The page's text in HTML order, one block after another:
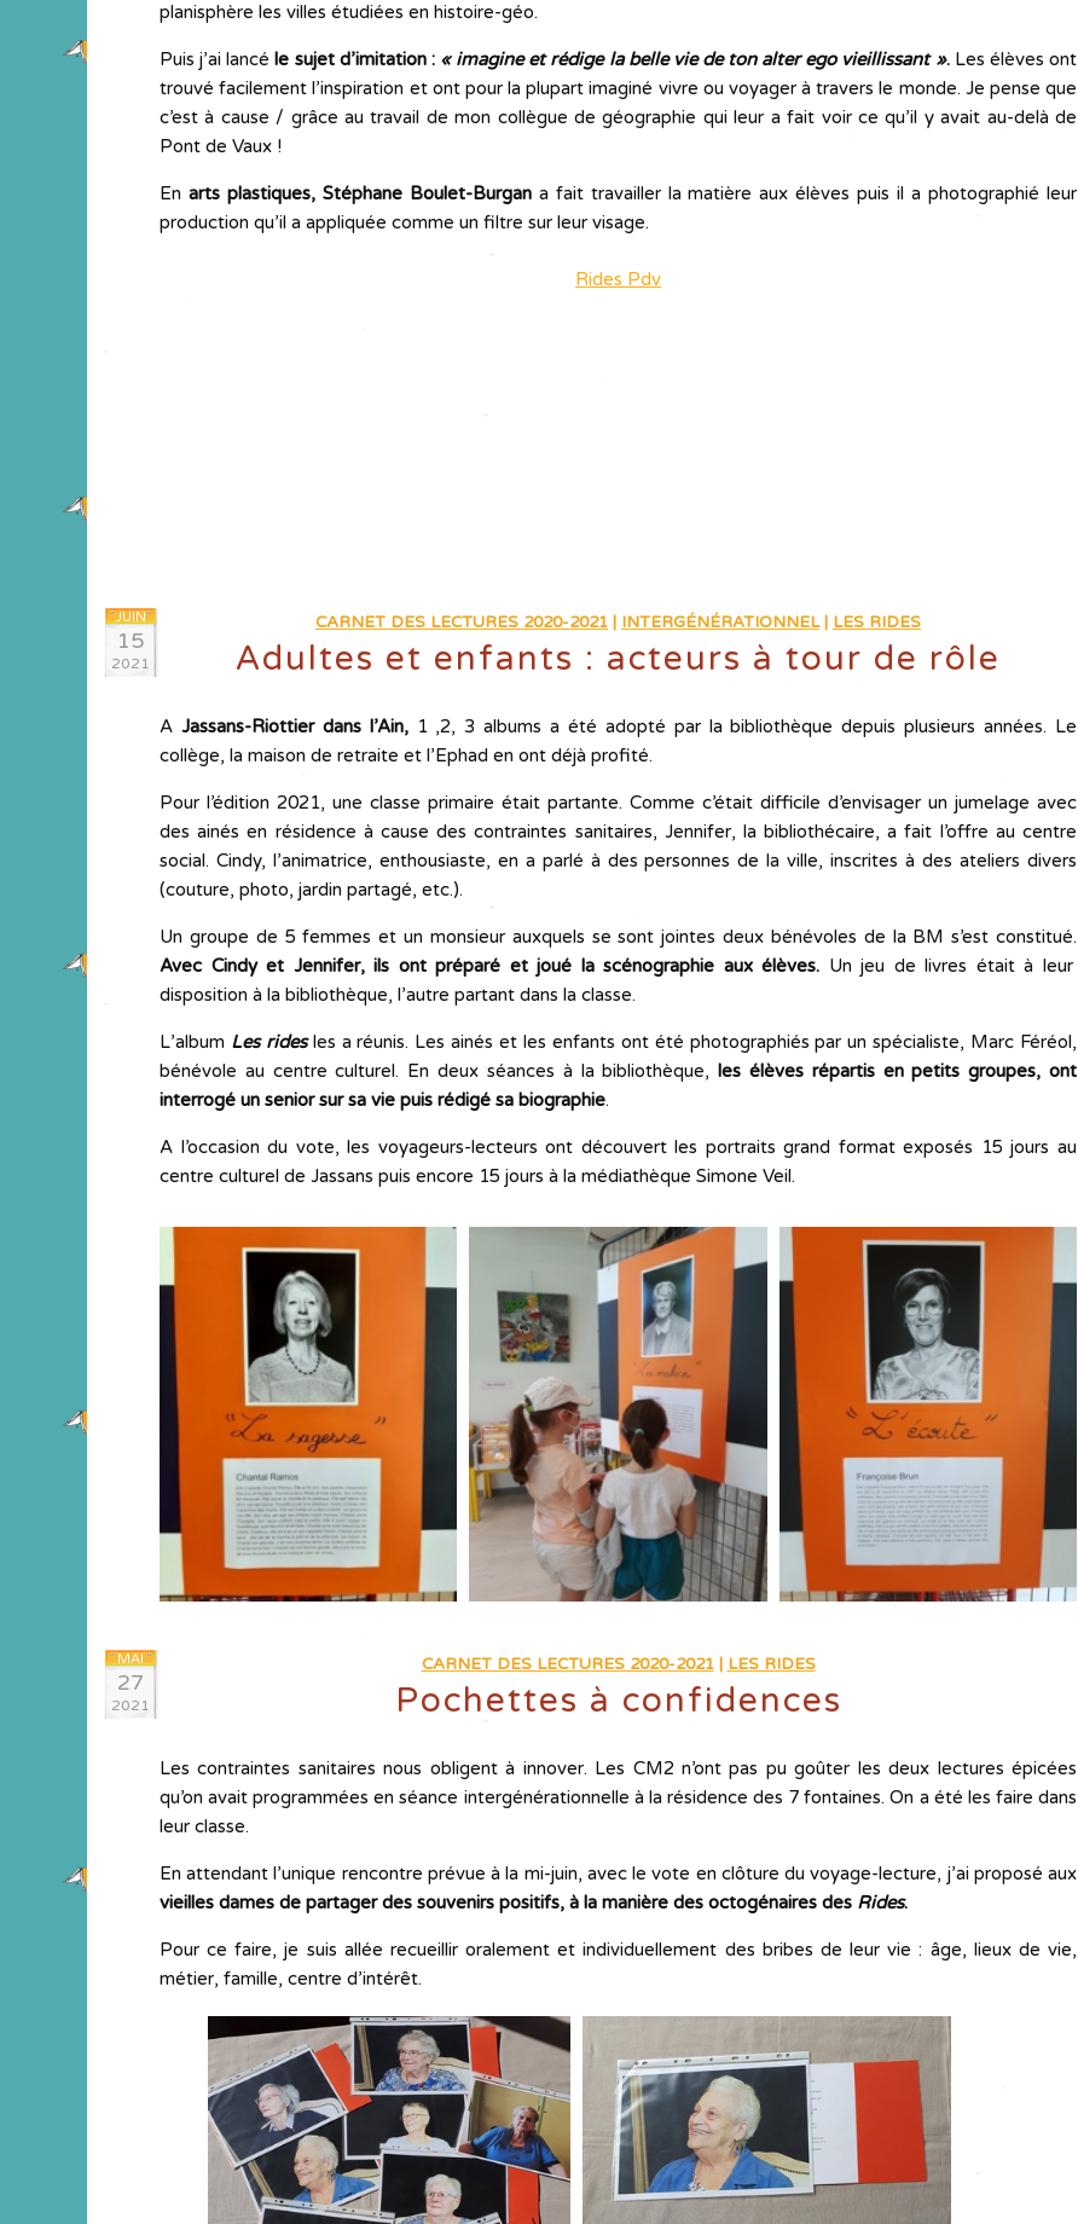
planisphère les villes étudiées en histoire-géo.
Puis j’ai lancéle sujet d’imitation : « imagine et rédige la belle vie de ton alter ego vieillissant ».Les élèves ont
trouvé facilement l’inspiration et ont pour la plupart imaginé vivre ou voyager à travers le monde. Je pense que
c’est à cause / grâce au travail de mon collègue de géographie qui leur a fait voir ce qu’il y avait au-delà de
Pont de Vaux !
En arts plastiques, Stéphane Boulet-Burgana fait travailler la matière aux élèves puis il a photographié leur
production qu’il a appliquée comme un filtre sur leur visage.
Rides Pdv
JUIN
15
2021
CARNET DES LECTURES 2020-2021 INTERGÉNÉRATIONNEL| LES RIDES
Adultes et enfants : acteurs à tour de rôle
A Jassans-Riottier dans l’Ain,1 ,2, 3 albums a été adopté par la bibliothèque depuis plusieurs années. Le
collège, la maison de retraite et l’Ephad en ont déjà profité.
Pour l’édition 2021, une classe primaire était partante. Comme c’était difficile d’envisager un jumelage avec
des ainés en résidence à cause des contraintes sanitaires, Jennifer, la bibliothécaire, a fait l’offre au centre
social. Cindy, l’animatrice, enthousiaste, en a parlé à des personnes de la ville, inscrites à des ateliers divers
(couture, photo, jardin partagé, etc.).
Un groupe de 5 femmes et un monsieur auxquels se sont jointes deux bénévoles de la BM s’est constitué.
Avec Cindy et Jennifer, ils ont préparé et joué la scénographie aux élèves. Un jeu de livres était à leur
disposition à la bibliothèque, l’autre partant dans la classe.
L’album Les ridesles a réunis. Les ainés et les enfants ont été photographiés par un spécialiste, Marc Féréol,
bénévole au centre culturel. En deux séances à la bibliothèque,les élèves répartis en petits groupes, ont
interrogé un senior sur sa vie puis rédigé sa biographie.
A l’occasion du vote, les voyageurs-lecteurs ont découvert les portraits grand format exposés 15 jours au
centre culturel de Jassans puis encore 15 jours à la médiathèque Simone Veil.
MAI
27
2021
CARNET DES LECTURES 2020-2021| LES RIDES
Pochettes à confidences
Les contraintes sanitaires nous obligent à innover. Les CM2 n’ont pas pu goûter les deux lectures épicées
qu’on avait programmées en séance intergénérationnelle à la résidence des 7 fontaines. On a été les faire dans
leur classe.
En attendant l’unique rencontre prévue à la mi-juin, avec le vote en clôture du voyage-lecture, j’ai proposé aux
vieilles dames de partager des souvenirs positifs, à la manière des octogénaires des Rides.
Pour ce faire, je suis allée recueillir oralement et individuellement des bribes de leur vie : âge, lieux de vie,
métier, famille, centre d’intérêt.